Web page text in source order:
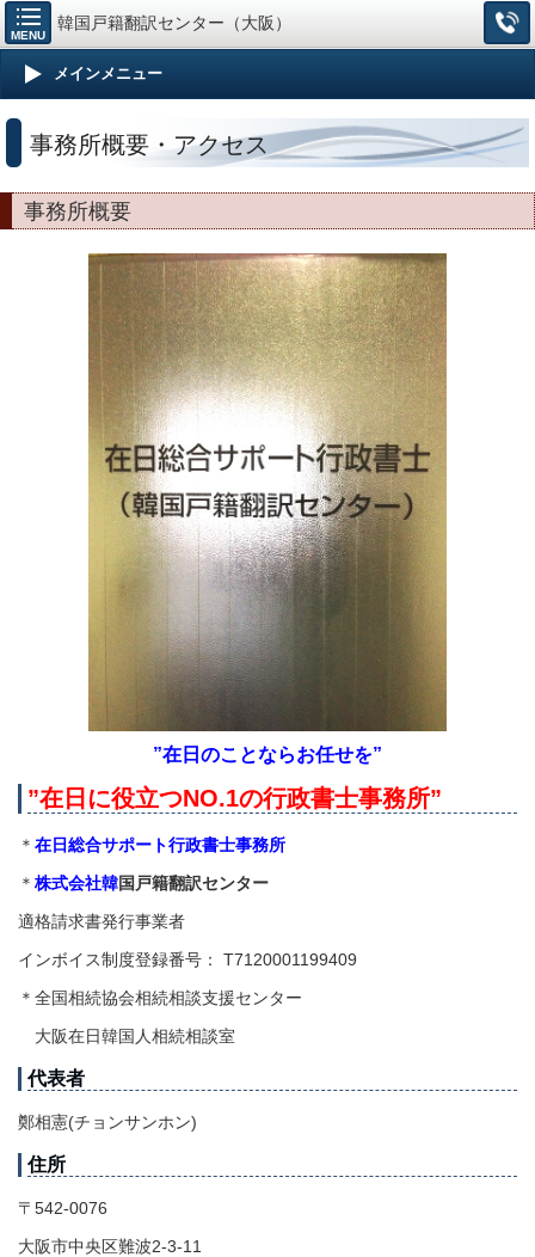
MENU
韓国戸籍翻訳センター（大阪）
メインメニュー
事務所概要・アクセス
事務所概要
”在日のことならお任せを”
”在日に役立つNO.1の行政書士事務所”
＊ 在日総合サポート行政書士事務所
＊ 株式会社韓国戸籍翻訳センター
適格請求書発行事業者
インボイス制度登録番号： T7120001199409
＊全国相続協会相続相談支援センター
大阪在日韓国人相続相談室
代表者
鄭相憲(チョンサンホン)
住所
〒542-0076
大阪市中央区難波2-3-11